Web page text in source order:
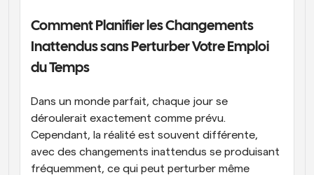
Comment Planifier les Changements
Inattendus sans Perturber Votre Emploi
du Temps
Dans un monde parfait, chaque jour se
déroulerait exactement comme prévu.
Cependant, la réalité est souvent différente,
avec des changements inattendus se produisant
fréquemment, ce qui peut perturber même